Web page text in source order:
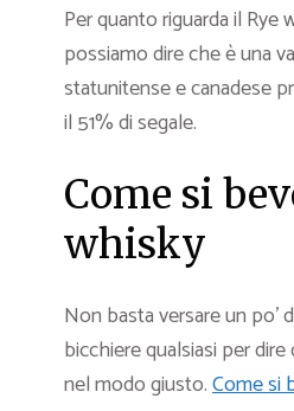
Per quanto riguarda il Rye
possiamo dire che è una
statunitense e canadese
il 51% di segale.
Come si
whisky
Non basta versare un po’
bicchiere qualsiasi per
nel modo giusto.Come si